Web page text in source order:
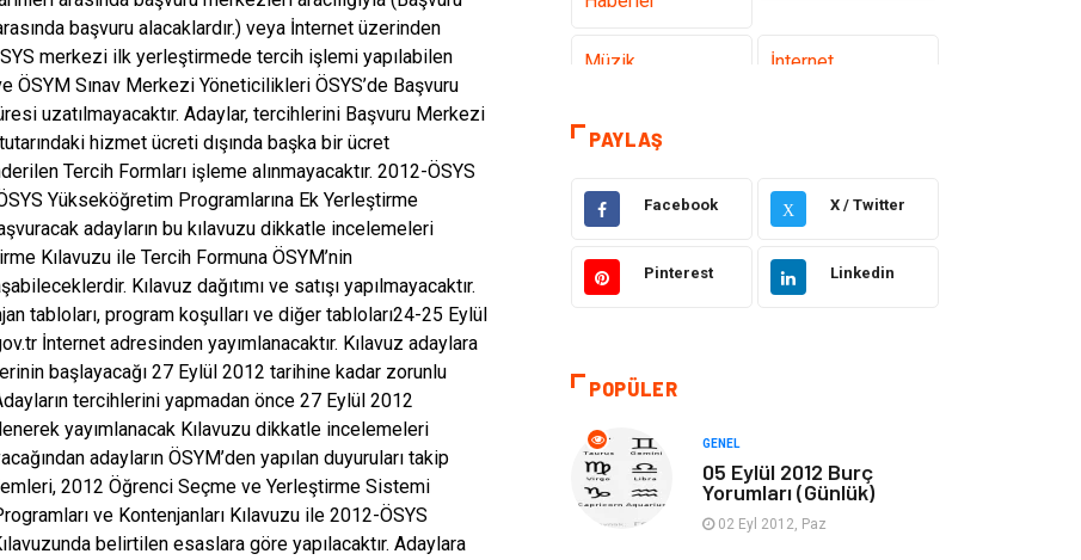
başvuru alacaklardır.) veya İnternet üzerinden
merkezi ilk yerleştirmede tercih işlemi yapılabilen
Sınav Merkezi Yöneticilikleri ÖSYS’de Başvuru
uzatılmayacaktır. Adaylar, tercihlerini Başvuru Merkezi
hizmet ücreti dışında başka bir ücret
Tercih Formları işleme alınmayacaktır. 2012-ÖSYS
Yükseköğretim Programlarına Ek Yerleştirme
adayların bu kılavuzu dikkatle incelemeleri
Kılavuzu ile Tercih Formuna ÖSYM’nin
Kılavuz dağıtımı ve satışı yapılmayacaktır.
tabloları, program koşulları ve diğer tabloları24-25 Eylül
İnternet adresinden yayımlanacaktır. Kılavuz adaylara
başlayacağı 27 Eylül 2012 tarihine kadar zorunlu
tercihlerini yapmadan önce 27 Eylül 2012
yayımlanacak Kılavuzu dikkatle incelemeleri
adayların ÖSYM’den yapılan duyuruları takip
2012 Öğrenci Seçme ve Yerleştirme Sistemi
ve Kontenjanları Kılavuzu ile 2012-ÖSYS
belirtilen esaslara göre yapılacaktır. Adaylara
Müzik İnternet
Ülkemizden
Haberler
Teknoloji Kültür ve Sanat
Akıllı Telefon Yaşam
Ekonomi
Elektrik Elektronik
Tanıtıcı Reklam Alışveriş
PAYLAŞ
Facebook X X / Twitter
Pinterest Linkedin
POPÜLER
GENEL
05 Eylül 2012 Burç
Yorumları (Günlük)
02 Eyl 2012, Paz